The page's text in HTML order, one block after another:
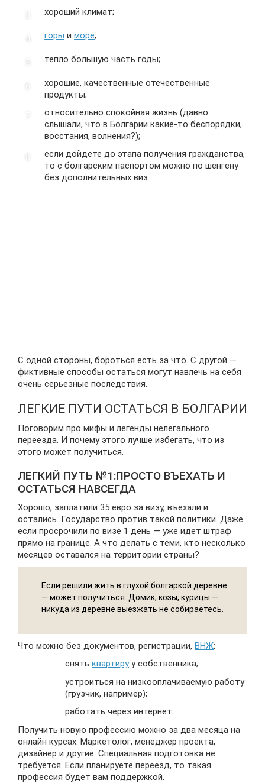
хороший климат;
горы и море;
тепло большую часть годы;
хорошие, качественные отечественные
продукты;
относительно спокойная жизнь (давно
слышали, что в Болгарии какие-то беспорядки,
восстания, волнения?);
если дойдете до этапа получения гражданства,
то с болгарским паспортом можно по шенгену
без дополнительных виз.
С одной стороны, бороться есть за что. С другой —
фиктивные способы остаться могут навлечь на себя
очень серьезные последствия.
ЛЕГКИЕ ПУТИ ОСТАТЬСЯ В БОЛГАРИИ
Поговорим про мифы и легенды нелегального
переезда. И почему этого лучше избегать, что из
этого может получиться.
ЛЕГКИЙ ПУТЬ №1:ПРОСТО ВЪЕХАТЬ И
ОСТАТЬСЯ НАВСЕГДА
Хорошо, заплатили 35 евро за визу, въехали и
остались. Государство против такой политики. Даже
если просрочили по визе 1 день — уже идет штраф
прямо на границе. А что делать с теми, кто несколько
месяцев оставался на территории страны?
Если решили жить в глухой болгаркой деревне
— может получиться. Домик, козы, курицы —
никуда из деревне выезжать не собираетесь.
Что можно без документов, регистрации, ВНЖ:
снять квартируу собственника;
устроиться на низкооплачиваемую работу
(грузчик, например);
работать через интернет.
Получить новую профессию можно за два месяца на
онлайн курсах. Маркетолог, менеджер проекта,
дизайнер и другие. Специальная подготовка не
требуется. Если планируете переезд, то такая
профессия будет вам поддержкой.